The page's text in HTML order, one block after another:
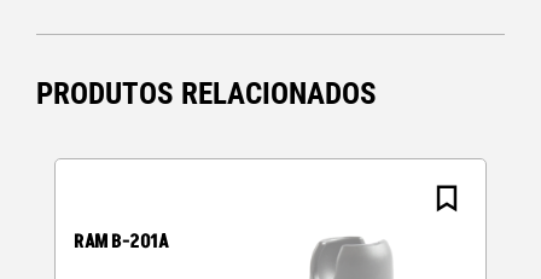
PRODUTOS RELACIONADOS
RAM B-201A